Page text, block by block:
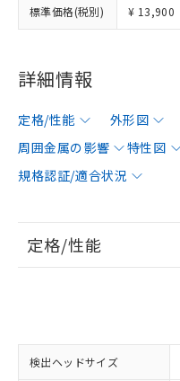
標準価格(税別) ¥ 13,900
詳細情報
定格/性能 外形図
周囲金属の影響
特性図
規格認証/適合状況
定格/性能
検出ヘッドサイズ